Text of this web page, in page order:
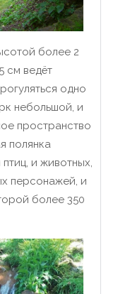
более 2
см ведёт
одно
небольшой, и
пространство
полянка
и животных,
персонажей, и
более 350